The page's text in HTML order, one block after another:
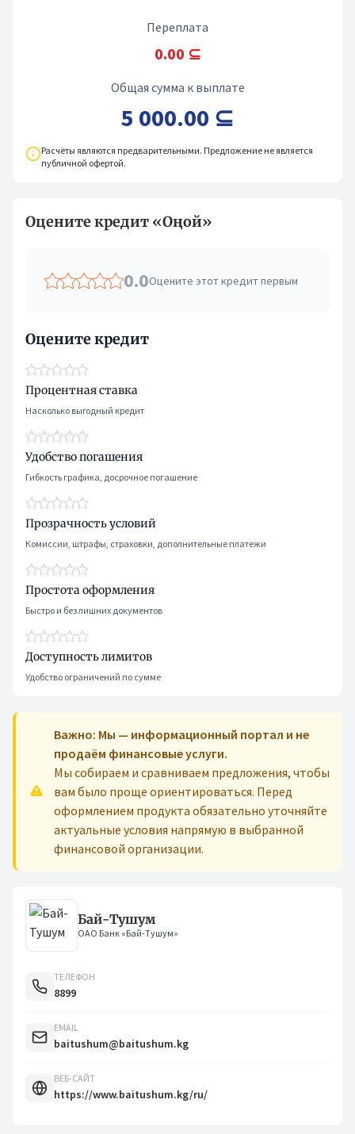
Переплата
0.00 ⊆
Общая сумма к выплате
5 000.00 ⊆
Расчёты являются предварительными. Предложение не является
публичной офертой.
Оцените кредит «Оңой»
0.0Оцените этот кредит первым
Оцените кредит
Процентная ставка
Насколько выгодный кредит
Удобство погашения
Гибкость графика, досрочное погашение
Прозрачность условий
Комиссии, штрафы, страховки, дополнительные платежи
Простота оформления
Быстро и без лишних документов
Доступность лимитов
Удобство ограничений по сумме
Важно: Мы — информационный портал и не
продаём финансовые услуги.
Мы собираем и сравниваем предложения, чтобы
вам было проще ориентироваться. Перед
оформлением продукта обязательно уточняйте
актуальные условия напрямую в выбранной
финансовой организации.
Бай-Тушум
ОАО Банк «Бай-Тушум»
ТЕЛЕФОН
8899
EMAIL
baitushum@baitushum.kg
ВЕБ-САЙТ
https://www.baitushum.kg/ru/